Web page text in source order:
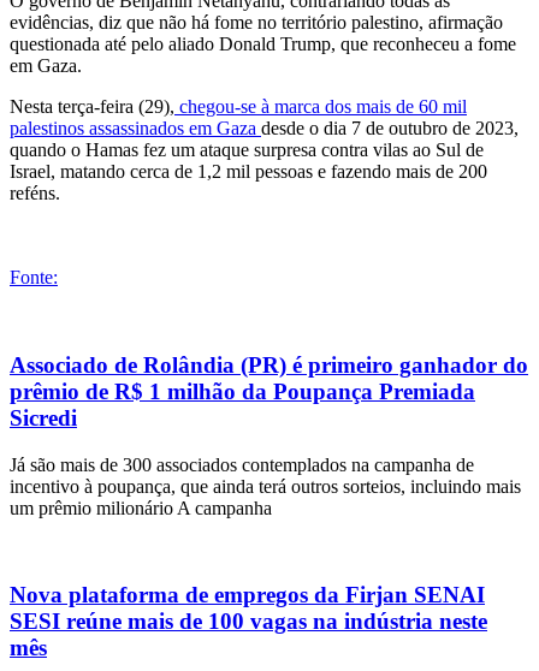
evidências, diz que não há fome no território palestino, afirmação
questionada até pelo aliado Donald Trump, que reconheceu a fome
em Gaza.
Nesta terça-feira (29), chegou-se à marca dos mais de 60 mil
palestinos assassinados em Gaza desde o dia 7 de outubro de 2023,
quando o Hamas fez um ataque surpresa contra vilas ao Sul de
Israel, matando cerca de 1,2 mil pessoas e fazendo mais de 200
reféns.
Fonte:
Associado de Rolândia (PR) é primeiro ganhador do
prêmio de R$ 1 milhão da Poupança Premiada
Sicredi
Já são mais de 300 associados contemplados na campanha de
incentivo à poupança, que ainda terá outros sorteios, incluindo mais
um prêmio milionário A campanha
Nova plataforma de empregos da Firjan SENAI
SESI reúne mais de 100 vagas na indústria neste
mês